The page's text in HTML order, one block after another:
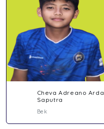
Cheva Adreano Arda
Saputra
Bek